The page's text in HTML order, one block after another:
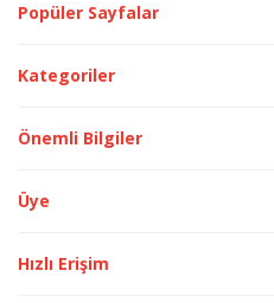
Popüler Sayfalar
Kategoriler
Önemli Bilgiler
Üye
Hızlı Erişim